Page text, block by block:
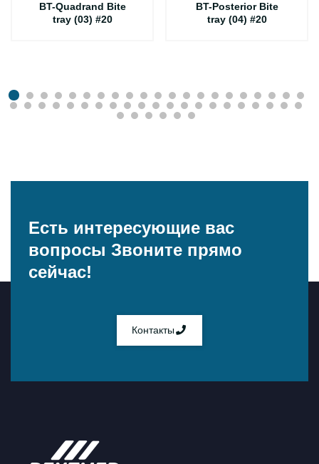
BT-Quadrand Bite
tray (03) #20
BT-Posterior Bite
tray (04) #20
Есть интересующие вас
вопросы Звоните прямо
сейчас!
Контакты